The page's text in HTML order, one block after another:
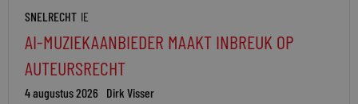
SNELRECHT IE
AI-MUZIEKAANBIEDER MAAKT INBREUK OP
AUTEURSRECHT
4 augustus 2026 Dirk Visser